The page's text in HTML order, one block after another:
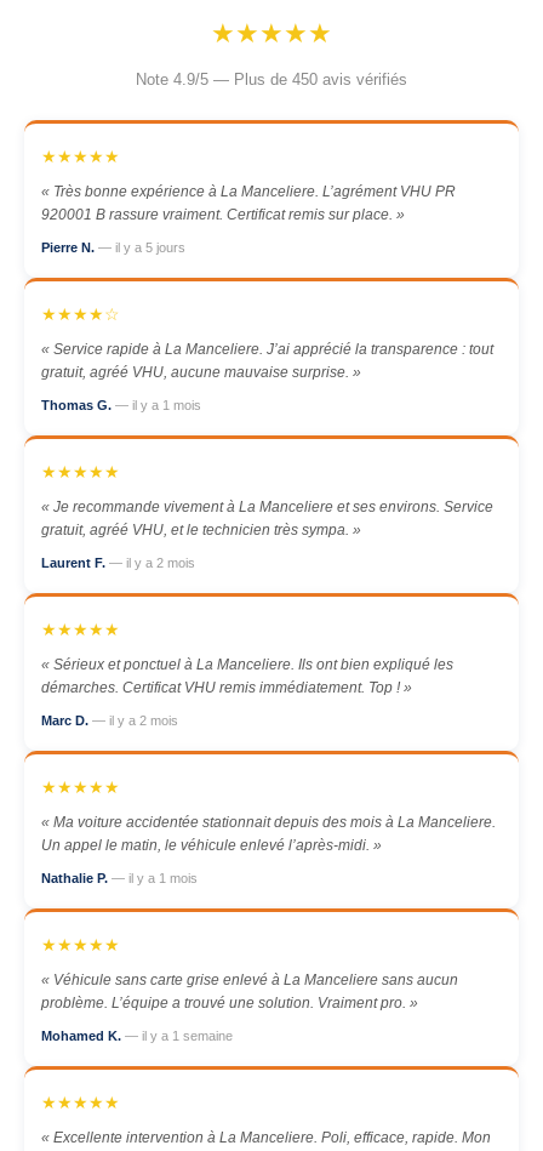
★★★★★
Note 4.9/5 — Plus de 450 avis vérifiés
★★★★★
« Très bonne expérience à La Manceliere. L’agrément VHU PR
920001 B rassure vraiment. Certificat remis sur place. »
Pierre N. — il y a 5 jours
★★★★☆
« Service rapide à La Manceliere. J’ai apprécié la transparence : tout
gratuit, agréé VHU, aucune mauvaise surprise. »
Thomas G. — il y a 1 mois
★★★★★
« Je recommande vivement à La Manceliere et ses environs. Service
gratuit, agréé VHU, et le technicien très sympa. »
Laurent F. — il y a 2 mois
★★★★★
« Sérieux et ponctuel à La Manceliere. Ils ont bien expliqué les
démarches. Certificat VHU remis immédiatement. Top ! »
Marc D. — il y a 2 mois
★★★★★
« Ma voiture accidentée stationnait depuis des mois à La Manceliere.
Un appel le matin, le véhicule enlevé l’après-midi. »
Nathalie P. — il y a 1 mois
★★★★★
« Véhicule sans carte grise enlevé à La Manceliere sans aucun
problème. L’équipe a trouvé une solution. Vraiment pro. »
Mohamed K. — il y a 1 semaine
★★★★★
« Excellente intervention à La Manceliere. Poli, efficace, rapide. Mon